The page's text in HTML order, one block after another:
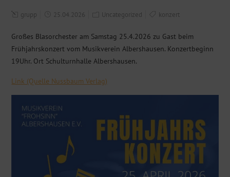
grupp 25.04.2026 Uncategorized konzert
Großes Blasorchester am Samstag 25.4.2026 zu Gast beim
Frühjahrskonzert vom Musikverein Albershausen. Konzertbeginn
19Uhr. Ort Schulturnhalle Albershausen.
Link (Quelle Nussbaum Verlag)